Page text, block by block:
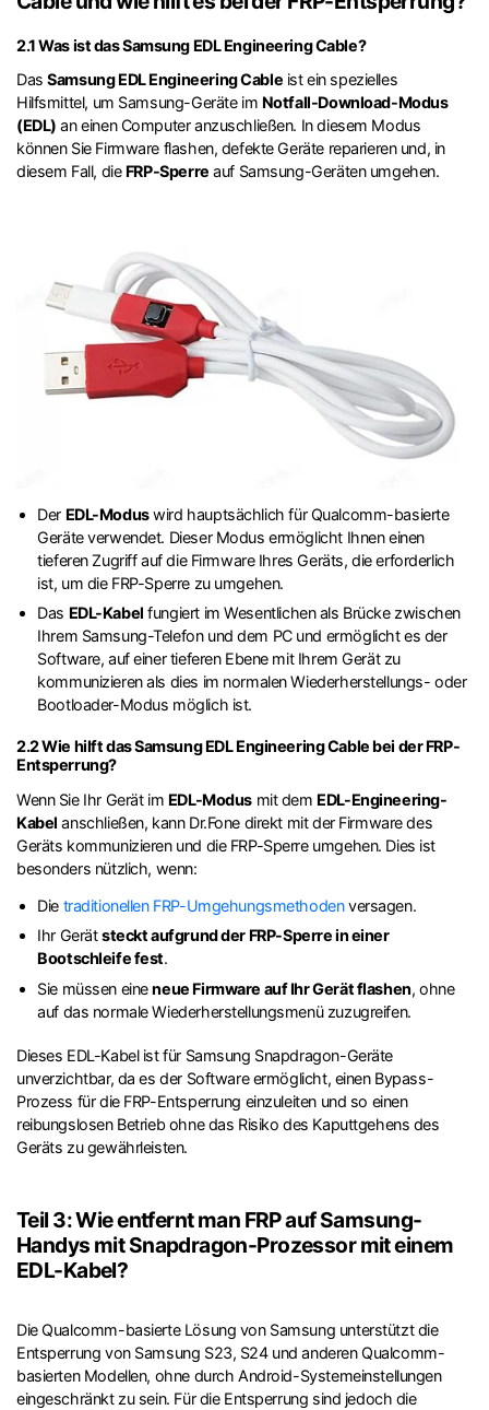
2.1 Was ist das Samsung EDL Engineering Cable?
DasSamsung EDL Engineering Cable ist ein spezielles
Hilfsmittel, um Samsung-Geräte im Notfall-Download-Modus
(EDL) an einen Computer anzuschließen. In diesem Modus
können Sie Firmware flashen, defekte Geräte reparieren und, in
diesem Fall, die FRP-Sperre auf Samsung-Geräten umgehen.
Der EDL-Moduswird hauptsächlich für Qualcomm-basierte
Geräte verwendet. Dieser Modus ermöglicht Ihnen einen
tieferen Zugriff auf die Firmware Ihres Geräts, die erforderlich
ist, um die FRP-Sperre zu umgehen.
Das EDL-Kabel fungiert im Wesentlichen als Brücke zwischen
Ihrem Samsung-Telefon und dem PC und ermöglicht es der
Software, auf einer tieferen Ebene mit Ihrem Gerät zu
kommunizieren als dies im normalen Wiederherstellungs- oder
Bootloader-Modus möglich ist.
2.2 Wie hilft das Samsung EDL Engineering Cable bei der FRP-
Entsperrung?
Wenn Sie Ihr Gerät im EDL-Modus mit dem EDL-Engineering-
Kabel anschließen, kann Dr.Fone direkt mit der Firmware des
Geräts kommunizieren und die FRP-Sperre umgehen. Dies ist
besonders nützlich, wenn:
Die traditionellen FRP-Umgehungsmethodenversagen.
Ihr Gerätsteckt aufgrund der FRP-Sperre in einer
Bootschleife fest.
Sie müssen eineneue Firmware auf Ihr Gerät flashen, ohne
auf das normale Wiederherstellungsmenü zuzugreifen.
Dieses EDL-Kabel ist für Samsung Snapdragon-Geräte
unverzichtbar, da es der Software ermöglicht, einen Bypass-
Prozess für die FRP-Entsperrung einzuleiten und so einen
reibungslosen Betrieb ohne das Risiko des Kaputtgehens des
Geräts zu gewährleisten.
Teil 3: Wie entfernt man FRP auf Samsung-
Handys mit Snapdragon-Prozessor mit einem
EDL-Kabel?
Die Qualcomm-basierte Lösung von Samsung unterstützt die
Entsperrung von Samsung S23, S24 und anderen Qualcomm-
basierten Modellen, ohne durch Android-Systemeinstellungen
eingeschränkt zu sein. Für die Entsperrung sind jedoch die